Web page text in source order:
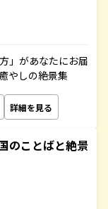
」があなたにお届
やしの絶景集
詳細を見る
のことばと絶景